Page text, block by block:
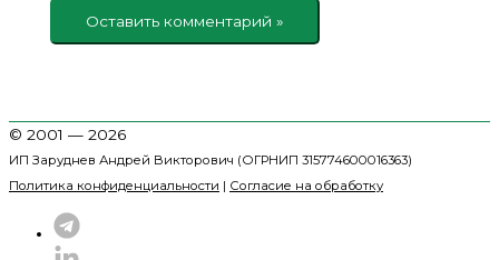
© 2001 — 2026
ИП Заруднев Андрей Викторович (ОГРНИП 315774600016363)
Политика конфиденциальности | Согласие на обработку